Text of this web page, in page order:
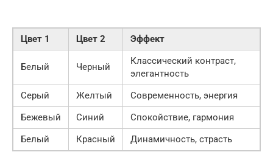
Цвет 1 Цвет 2 Эффект
Белый Черный
Классический контраст,
элегантность
Серый
Желтый
Современность, энергия
Бежевый
Синий
Спокойствие, гармония
Белый
Красный Динамичность, страсть